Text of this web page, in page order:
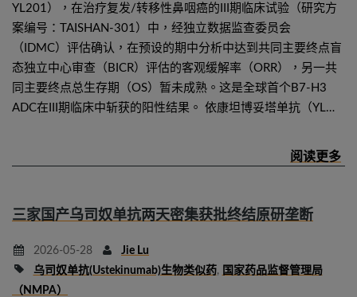
YL201），在治疗复发/转移性鼻咽癌的III期临床试验（研究方
案编号：TAISHAN-301）中，经独立数据监查委员会
（IDMC）评估确认，在预设的期中分析中达到共同主要终点盲
态独立中心审查（BICR）评估的客观缓解率（ORR），另一共
同主要终点总生存期（OS）暂未成熟。这是全球首个B7-H3
ADC在III期临床中斩获的阳性结果。 依康坦博妥塔单抗（YL…
三家国产乌司奴单抗两天密集获批终结原研垄断
2026-05-28
Jie Lu
乌司奴单抗(ustekinumab)生物类似药, 国家药品监督管理局
（NMPA）